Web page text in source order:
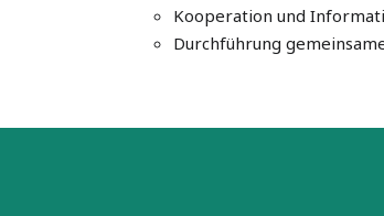
Kooperation und
Durchführung